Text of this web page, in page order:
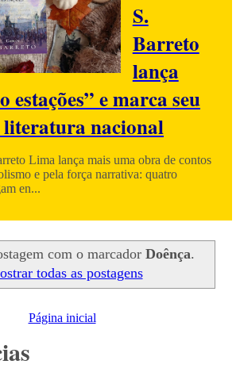
S.
Barreto
lança
estações” e marca seu
literatura nacional
Lima lança mais uma obra de contos
e pela força narrativa: quatro
en...
com o marcador Doênça.
todas as postagens
Página inicial